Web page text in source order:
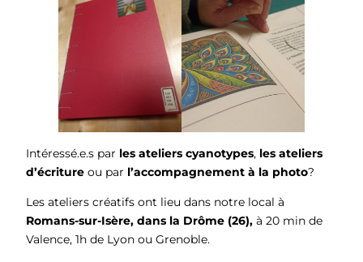
Intéressé.e.s par les ateliers cyanotypes, les ateliers
d’écriture ou par l’accompagnement à la photo?
Les ateliers créatifs ont lieu dans notre local à
Romans-sur-Isère, dans la Drôme (26), à 20 min de
Valence, 1h de Lyon ou Grenoble.